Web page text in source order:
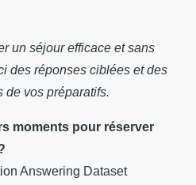
un séjour efficace et sans
des réponses ciblées et des
de vos préparatifs.
moments pour réserver
Answering Dataset